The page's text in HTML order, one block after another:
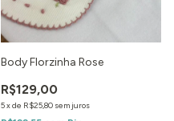
Body Florzinha Rose
R$129,00
5xde R$25,80 sem juros